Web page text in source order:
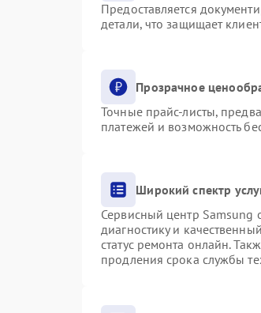
Предоставляется
детали, что защищает
Прозрачное
Точные прайс-листы,
платежей и возможность
Широкий спектр
Сервисный центр Samsung
диагностику и
статус ремонта онлайн.
продления срока службы